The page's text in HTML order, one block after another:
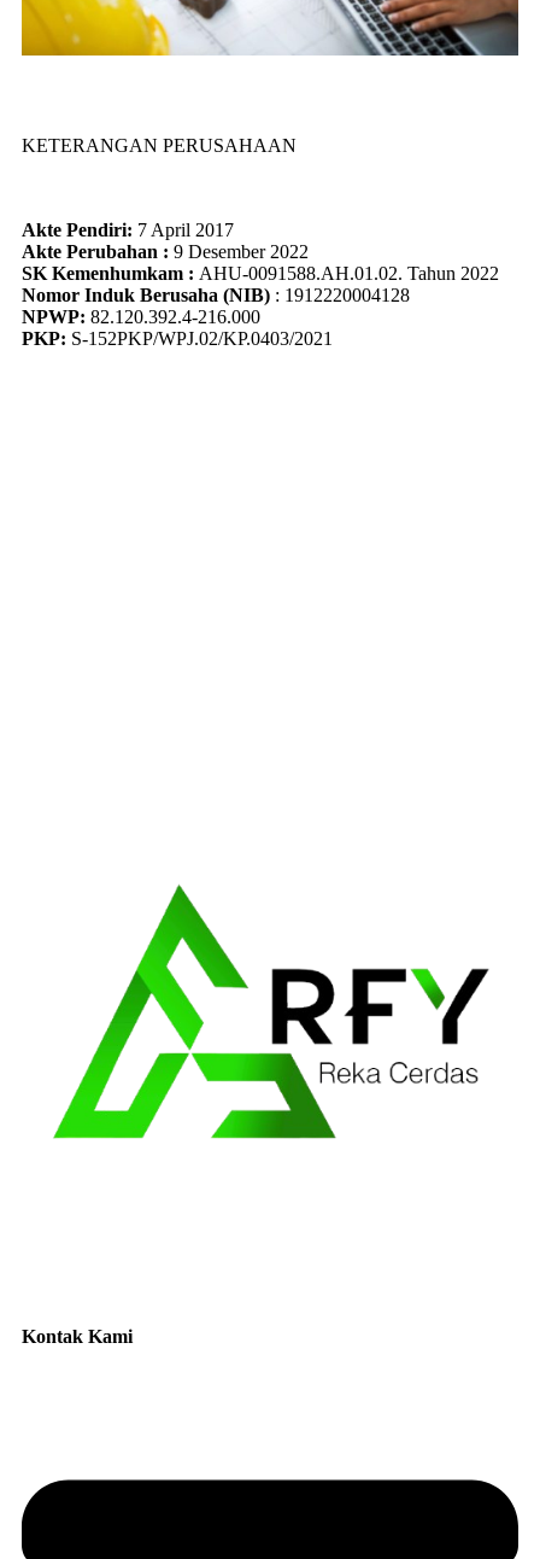
KETERANGAN PERUSAHAAN
Akte Pendiri: 7 April 2017
Akte Perubahan : 9 Desember 2022
SK Kemenhumkam : AHU-0091588.AH.01.02. Tahun 2022
Nomor Induk Berusaha (NIB) : 1912220004128
NPWP: 82.120.392.4-216.000
PKP: S-152PKP/WPJ.02/KP.0403/2021
Kontak Kami